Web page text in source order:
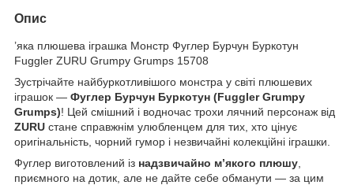
Опис
’яка плюшева іграшка Монстр Фуглер Бурчун Буркотун
Fuggler ZURU Grumpy Grumps 15708
Зустрічайте найбуркотливішого монстра у світі плюшевих
іграшок — Фуглер Бурчун Буркотун (Fuggler Grumpy
Grumps)! Цей смішний і водночас трохи лячний персонаж від
ZURU стане справжнім улюбленцем для тих, хто цінує
оригінальність, чорний гумор і незвичайні колекційні іграшки.
Фуглер виготовлений із надзвичайно м’якого плюшу
приємного на дотик, але не дайте себе обманути — за цим